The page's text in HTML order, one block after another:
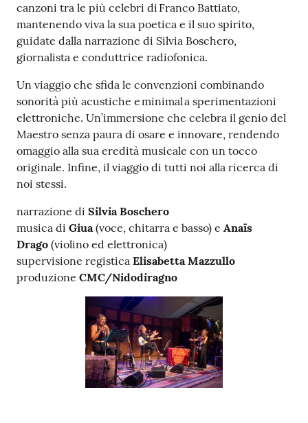
canzoni tra le più celebri di Franco Battiato,
mantenendo viva la sua poetica e il suo spirito,
guidate dalla narrazione di Silvia Boschero,
giornalista e conduttrice radiofonica.
Un viaggio che sfida le convenzioni combinando
sonorità più acustiche e minimal a sperimentazioni
elettroniche. Un’immersione che celebra il genio del
Maestro senza paura di osare e innovare, rendendo
omaggio alla sua eredità musicale con un tocco
originale. Infine, il viaggio di tutti noi alla ricerca di
noi stessi.
narrazione di Silvia Boschero
musica di Giua(voce, chitarra e basso) e Anaïs
Drago (violino ed elettronica)
supervisione registica Elisabetta Mazzullo
produzione CMC/Nidodiragno